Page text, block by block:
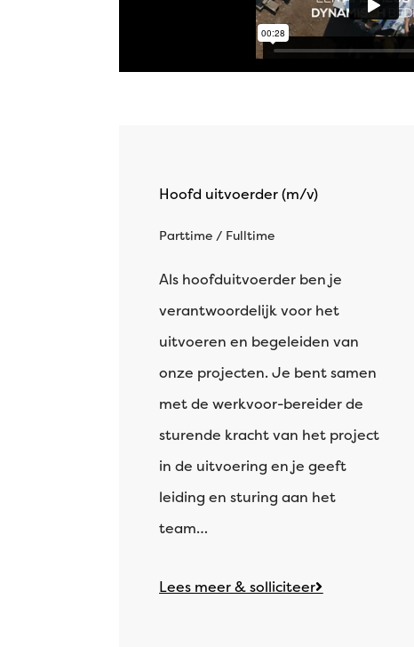
Hoofd uitvoerder (m/v)
Parttime / Fulltime
Als hoofduitvoerder ben je
verantwoordelijk voor het
uitvoeren en begeleiden van
onze projecten. Je bent samen
met de werkvoor-bereider de
sturende kracht van het project
in de uitvoering en je geeft
leiding en sturing aan het
team…
Lees meer & solliciteer